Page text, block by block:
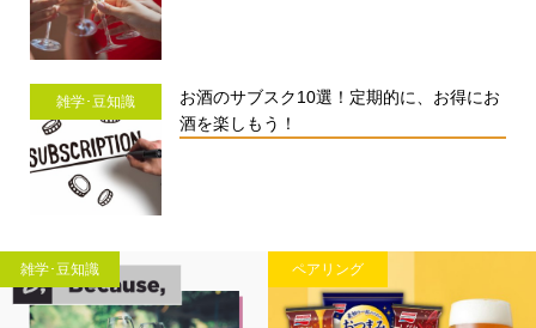
雑学･豆知識
お酒のサブスク10選！定期的に、お得にお
酒を楽しもう！
雑学･豆知識 ペアリング